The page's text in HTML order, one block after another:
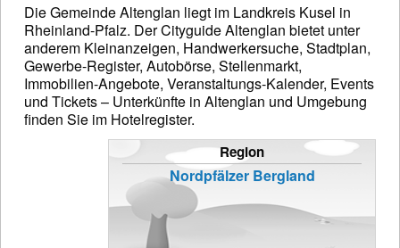
Die Gemeinde Altenglan liegt im Landkreis Kusel in
Rheinland-Pfalz. Der Cityguide Altenglan bietet unter
anderem Kleinanzeigen, Handwerkersuche, Stadtplan,
Gewerbe-Register, Autobörse, Stellenmarkt,
Immobilien-Angebote, Veranstaltungs-Kalender, Events
und Tickets – Unterkünfte in Altenglan und Umgebung
finden Sie im Hotelregister.
Region
Nordpfälzer Bergland